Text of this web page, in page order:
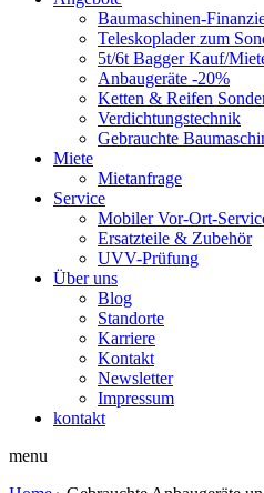
Baumaschinen-
Teleskoplader zum
5t/6t Bagger Kauf/
Anbaugeräte -20%
Ketten & Reifen
Verdichtungstechnik
Gebrauchte
Miete
Mietanfrage
Service
Mobiler Vor-Ort-
Ersatzteile & Zubehör
UVV-Prüfung
Über uns
Blog
Standorte
Karriere
Kontakt
Newsletter
Impressum
kontakt
menu